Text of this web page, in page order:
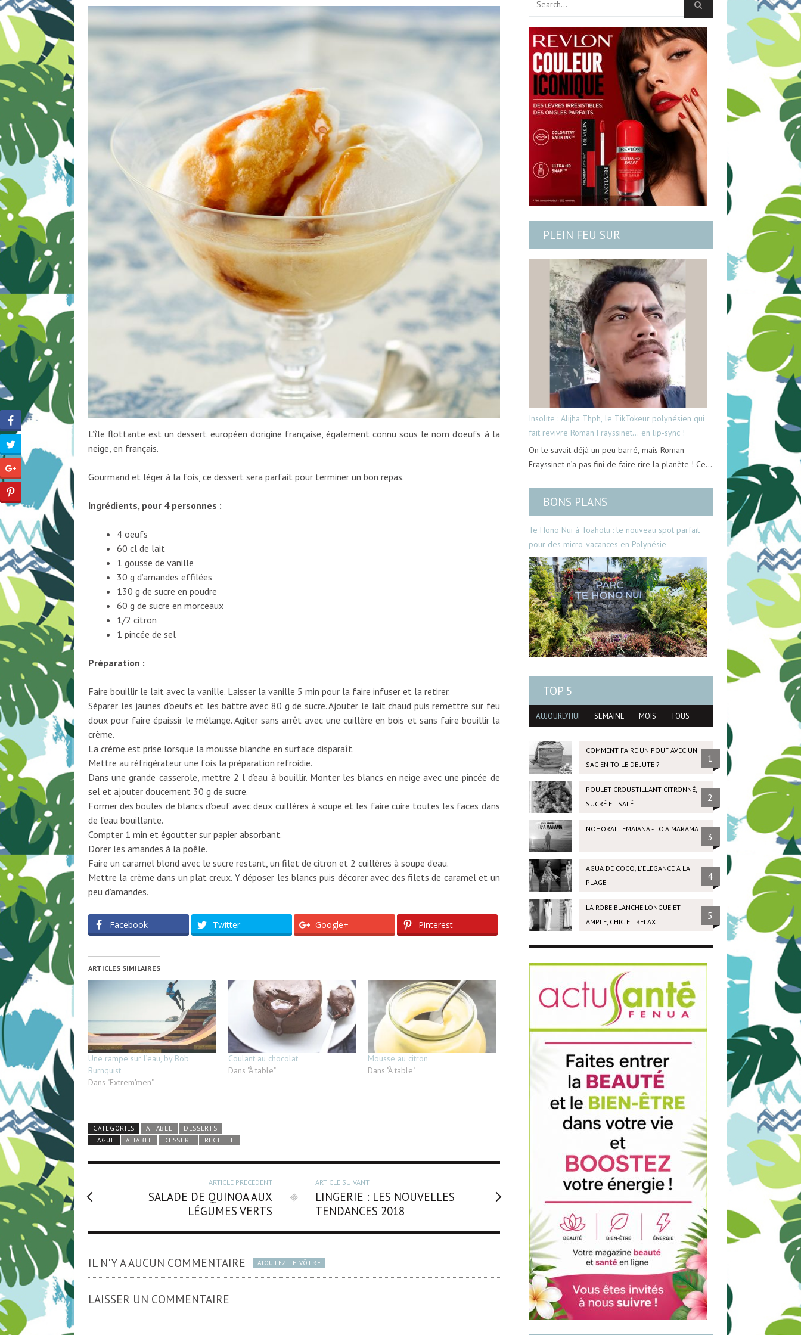
L’île flottante est un dessert européen d’origine française, également connu sous le nom d’oeufs à la
neige, en français.
Gourmand et léger à la fois, ce dessert sera parfait pour terminer un bon repas.
Ingrédients, pour 4 personnes :
4 oeufs
60 cl de lait
1 gousse de vanille
30 g d’amandes effilées
130 g de sucre en poudre
60 g de sucre en morceaux
1/2 citron
1 pincée de sel
Préparation :
Faire bouillir le lait avec la vanille. Laisser la vanille 5 min pour la faire infuser et la retirer.
Séparer les jaunes d’oeufs et les battre avec 80 g de sucre. Ajouter le lait chaud puis remettre sur feu
doux pour faire épaissir le mélange. Agiter sans arrêt avec une cuillère en bois et sans faire bouillir la
crème.
La crème est prise lorsque la mousse blanche en surface disparaît.
Mettre au réfrigérateur une fois la préparation refroidie.
Dans une grande casserole, mettre 2 l d’eau à bouillir. Monter les blancs en neige avec une pincée de
sel et ajouter doucement 30 g de sucre.
Former des boules de blancs d’oeuf avec deux cuillères à soupe et les faire cuire toutes les faces dans
de l’eau bouillante.
Compter 1 min et égoutter sur papier absorbant.
Dorer les amandes à la poêle.
Faire un caramel blond avec le sucre restant, un filet de citron et 2 cuillères à soupe d’eau.
Mettre la crème dans un plat creux. Y déposer les blancs puis décorer avec des filets de caramel et un
peu d’amandes.
Facebook Twitter Google+ Pinterest
ARTICLES SIMILAIRES
Une rampe sur l’eau, by Bob
Burnquist
Dans "Extrem'men"
Coulant au chocolat
Dans "À table"
Mousse au citron
Dans "À table"
CATÉGORIES À TABLE
DESSERTS
TAGUÉ
À TABLE DESSERT RECETTE
ARTICLE PRÉCÉDENT
SALADE DE QUINOA AUX
LÉGUMES VERTS
ARTICLE SUIVANT
LINGERIE : LES NOUVELLES
TENDANCES 2018
IL N'Y A AUCUN COMMENTAIRE AJOUTEZ LE VÔTRE
LAISSER UN COMMENTAIRE
PLEIN FEU SUR
Insolite : Alijha Thph, le TikTokeur polynésien qui
fait revivre Roman Frayssinet… en lip-sync !
On le savait déjà un peu barré, mais Roman
Frayssinet n’a pas fini de faire rire la planète ! Ce…
BONS PLANS
Te Hono Nui à Toahotu : le nouveau spot parfait
pour des micro-vacances en Polynésie
TOP 5
AUJOURD'HUI SEMAINE MOIS TOUS
COMMENT FAIRE UN POUF AVEC UN
SAC EN TOILE DE JUTE ?
1
POULET CROUSTILLANT CITRONNÉ,
SUCRÉ ET SALÉ
2
NOHORAI TEMAIANA - TO'A MARAMA
3
AGUA DE COCO, L'ÉLÉGANCE À LA
PLAGE
4
LA ROBE BLANCHE LONGUE ET
AMPLE, CHIC ET RELAX !
5